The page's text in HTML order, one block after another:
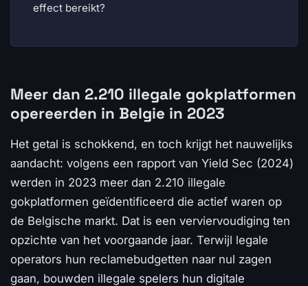
effect bereikt?
Meer dan 2.210 illegale gokplatformen
opereerden in Belgie in 2023
Het getal is schokkend, en toch krijgt het nauwelijks
aandacht: volgens een rapport van Yield Sec (2024)
werden in 2023 meer dan 2.210 illegale
gokplatformen geïdentificeerd die actief waren op
de Belgische markt. Dat is een verviervoudiging ten
opzichte van het voorgaande jaar. Terwijl legale
operators hun reclamebudgetten naar nul zagen
gaan, bouwden illegale spelers hun digitale